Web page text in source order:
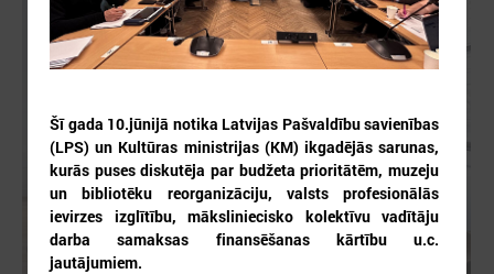
Šī gada 10.jūnijā notika Latvijas Pašvaldību savienības
(LPS) un Kultūras ministrijas (KM) ikgadējās sarunas,
kurās puses diskutēja par budžeta prioritātēm, muzeju
un bibliotēku reorganizāciju, valsts profesionālās
ievirzes izglītību, māksliniecisko kolektīvu vadītāju
darba samaksas finansēšanas kārtību u.c.
jautājumiem.